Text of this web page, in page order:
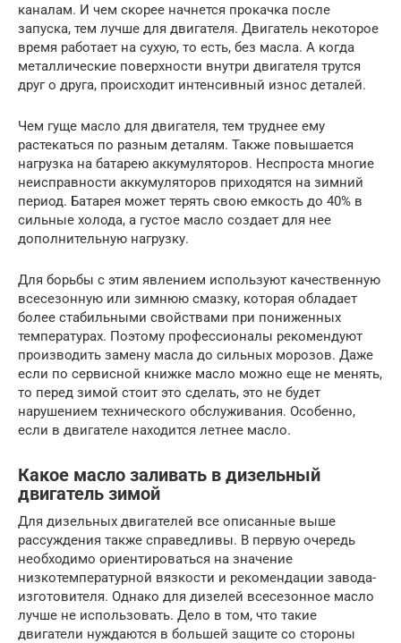
каналам. И чем скорее начнется прокачка после
запуска, тем лучше для двигателя. Двигатель некоторое
время работает на сухую, то есть, без масла. А когда
металлические поверхности внутри двигателя трутся
друг о друга, происходит интенсивный износ деталей.
Чем гуще масло для двигателя, тем труднее ему
растекаться по разным деталям. Также повышается
нагрузка на батарею аккумуляторов. Неспроста многие
неисправности аккумуляторов приходятся на зимний
период. Батарея может терять свою емкость до 40% в
сильные холода, а густое масло создает для нее
дополнительную нагрузку.
Для борьбы с этим явлением используют качественную
всесезонную или зимнюю смазку, которая обладает
более стабильными свойствами при пониженных
температурах. Поэтому профессионалы рекомендуют
производить замену масла до сильных морозов. Даже
если по сервисной книжке масло можно еще не менять,
то перед зимой стоит это сделать, это не будет
нарушением технического обслуживания. Особенно,
если в двигателе находится летнее масло.
Какое масло заливать в дизельный
двигатель зимой
Для дизельных двигателей все описанные выше
рассуждения также справедливы. В первую очередь
необходимо ориентироваться на значение
низкотемпературной вязкости и рекомендации завода-
изготовителя. Однако для дизелей всесезонное масло
лучше не использовать. Дело в том, что такие
двигатели нуждаются в большей защите со стороны